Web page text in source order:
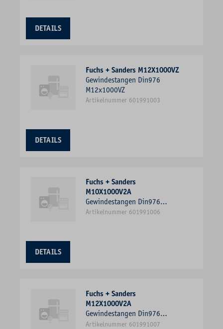
DETAILS
Fuchs + Sanders M12X1000VZ
Gewindestangen Din976
M12x1000VZ
Artikelnummer 601991003
DETAILS
Fuchs + Sanders
M10X1000V2A
Gewindestangen Din976
M10x1000V2A
Artikelnummer 601991006
DETAILS
Fuchs + Sanders
M12X1000V2A
Gewindestangen Din976
M12x1000V2A
Artikelnummer 601991007